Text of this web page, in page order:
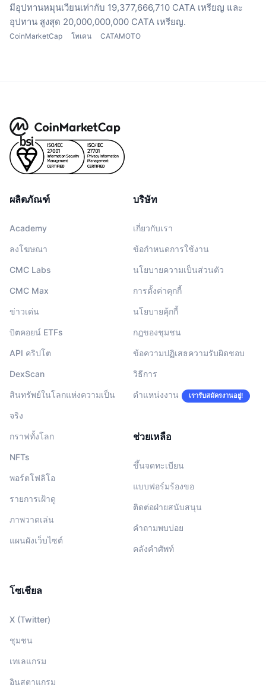
มีอุปทานหมุนเวียนเท่ากับ 19,377,666,710 CATA เหรียญ และ
อุปทาน สูงสุด 20,000,000,000 CATA เหรียญ.
CoinMarketCap โทเคน CATAMOTO
ผลิตภัณฑ์
Academy
ลงโฆษณา
CMC Labs
CMC Max
ข่าวเด่น
บิตคอยน์ ETFs
API คริปโต
DexScan
สินทรัพย์ในโลกแห่งความเป็น
จริง
กราฟทั้งโลก
NFTs
พอร์ตโฟลิโอ
รายการเฝ้าดู
ภาพวาดเล่น
แผนผังเว็บไซต์
บริษัท
เกี่ยวกับเรา
ข้อกำหนดการใช้งาน
นโยบายความเป็นส่วนตัว
การตั้งค่าคุกกี้
นโยบายคุ้กกี้
กฎของชุมชน
ข้อความปฏิเสธความรับผิดชอบ
วิธีการ
ตำแหน่งงาน เรารับสมัครงานอยู่!
ช่วยเหลือ
ขึ้นจดทะเบียน
แบบฟอร์มร้องขอ
ติดต่อฝ่ายสนับสนุน
คำถามพบบ่อย
คลังคำศัพท์
โซเชียล
X (Twitter)
ชุมชน
เทเลแกรม
อินสตาแกรม